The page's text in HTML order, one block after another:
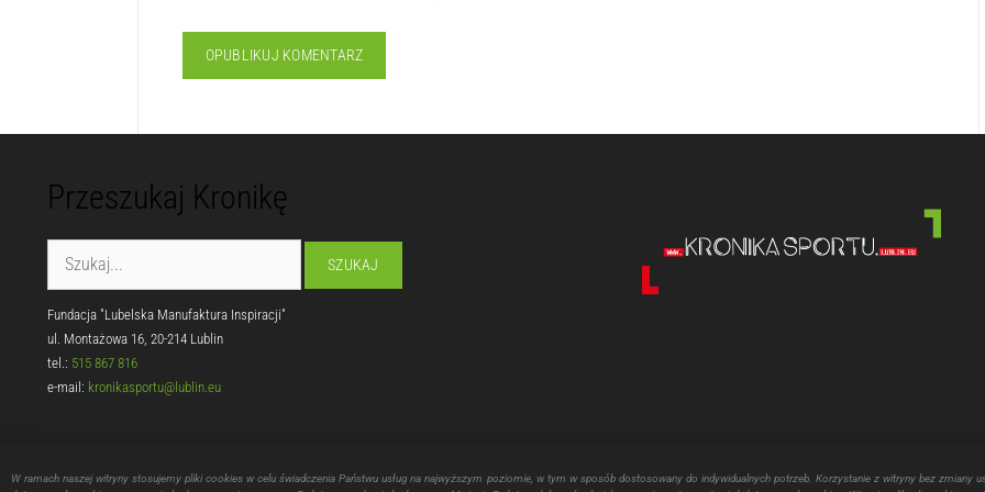
Zapamiętaj moje dane w tej przeglądarce podczas pisania kolejnych komentarzy.
Przeszukaj Kronikę
ul. Montażowa 16, 20-214 Lublin
W ramach naszej witryny stosujemy pliki cookies w celu świadczenia Państwu usług na najwyższym poziomie, w tym w sposób dostosowany do indywidualnych potrzeb. Korzystanie z witryny bez zmiany